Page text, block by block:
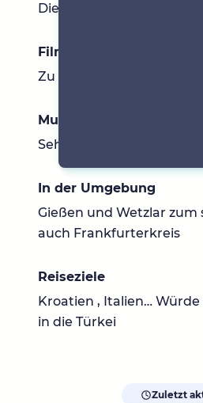
Die muss ich noch finden
Filme & Serien
Zu viele 😊
Musik
Sehr gemischt
In der Umgebung
Gießen und Wetzlar zum
auch Frankfurterkreis
Reiseziele
Kroatien , Italien… Würde
in die Türkei
Zuletzt